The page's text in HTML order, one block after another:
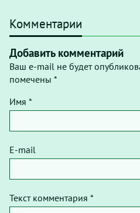
Комментарии
Добавить комментарий
Ваш e-mail не будет
помечены *
Имя *
E-mail
Текст комментария *